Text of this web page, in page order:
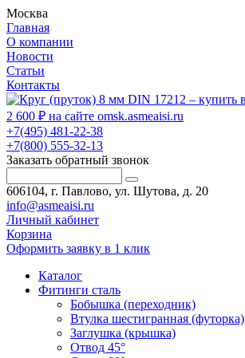
Москва
Главная
О компании
Новости
Статьи
Контакты
+7(495) 481-22-38
+7(800) 555-32-13
Заказать обратный звонок
606104, г. Павлово, ул. Шутова, д. 20
info@asmeaisi.ru
Личный кабинет
Корзина
Оформить заявку в 1 клик
Каталог
Фитинги сталь
Бобышка (переходник)
Втулка шестигранная (футорка)
Заглушка (крышка)
Отвод 45°